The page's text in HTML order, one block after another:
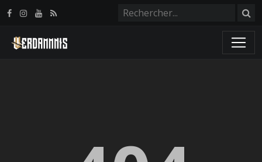
Panneau de gestion des cookies